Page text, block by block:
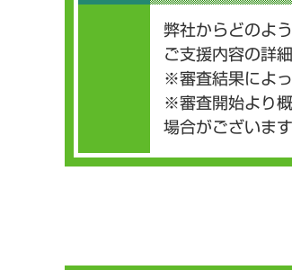
弊社からどのよ
ご支援内容の詳
※審査結果によ
※審査開始より
場合がございます